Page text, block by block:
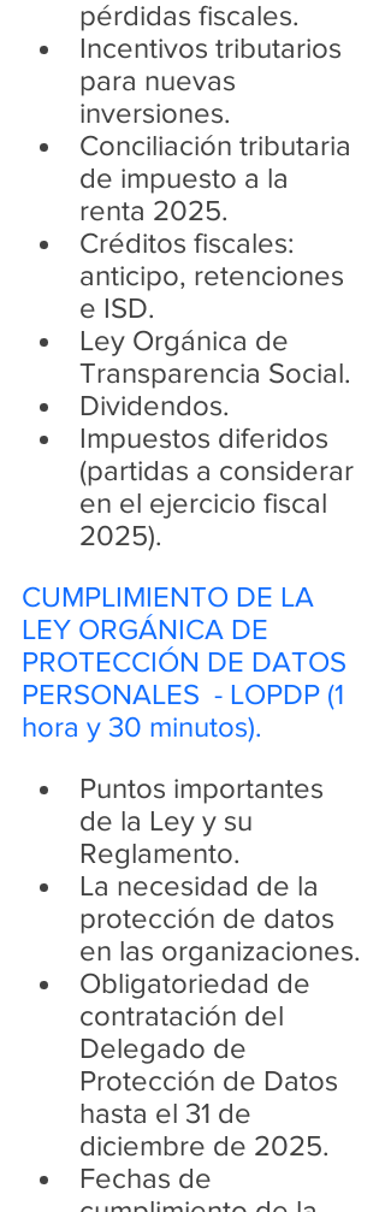
pérdidas fiscales.
Incentivos tributarios
para nuevas
inversiones.
Conciliación tributaria
de impuesto a la
renta 2025.
Créditos fiscales:
anticipo, retenciones
e ISD.
Ley Orgánica de
Transparencia Social.
Dividendos.
Impuestos diferidos
(partidas a considerar
en el ejercicio fiscal
2025).
CUMPLIMIENTO DE LA
LEY ORGÁNICA DE
PROTECCIÓN DE DATOS
PERSONALES  - LOPDP (1
hora y 30 minutos).
Puntos importantes
de la Ley y su
Reglamento.
La necesidad de la
protección de datos
en las organizaciones.
Obligatoriedad de
contratación del
Delegado de
Protección de Datos
hasta el 31 de
diciembre de 2025.
Fechas de